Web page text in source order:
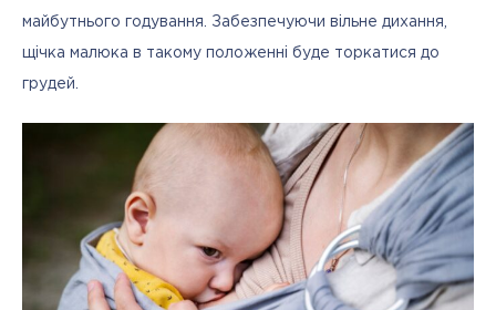
майбутнього годування. Забезпечуючи вільне дихання,
щічка малюка в такому положенні буде торкатися до
грудей.